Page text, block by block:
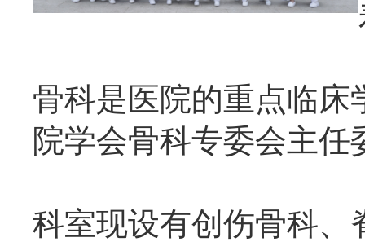
骨科是医院的重点临
院学会骨科专委会主
科室现设有创伤骨科、